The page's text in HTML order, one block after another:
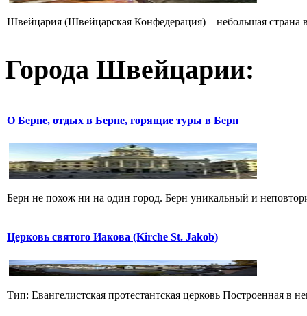
Швейцария (Швейцарская Конфедерация) – небольшая страна
Города Швейцарии:
О Берне, отдых в Берне, горящие туры в Берн
Берн не похож ни на один город. Берн уникальный и
Церковь святого Иакова (Kirche St. Jakob)
Тип: Евангелистская протестантская церковь Построенная в